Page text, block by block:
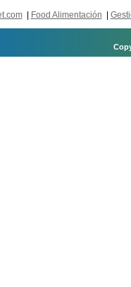
| Food Alimentación